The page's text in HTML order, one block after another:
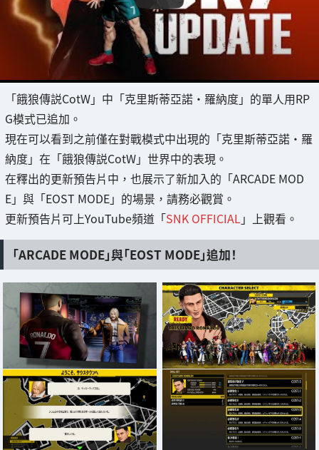
「餓狼傳説CotW」中「克里斯蒂亞諾·羅納度」的單人用RP
G模式已追加。
現在可以看到之前僅在對戰模式中出現的「克里斯蒂亞諾·羅
納度」在「餓狼傳説CotW」世界中的表現。
在釋出的更新預告片中，也展示了新加入的「ARCADE MOD
E」與「EOST MODE」的場景，請務必觀賞。
更新預告片可上YouTube頻道「SNK OFFICIAL 」上觀看。
「ARCADE MODE」與「EOST MODE」追加！